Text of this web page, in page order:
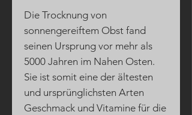
Die Trocknung von
sonnengereiftem Obst fand
seinen Ursprung vor mehr als
5000 Jahren im Nahen Osten.
Sie ist somit eine der ältesten
und ursprünglichsten Arten
Geschmack und Vitamine für die